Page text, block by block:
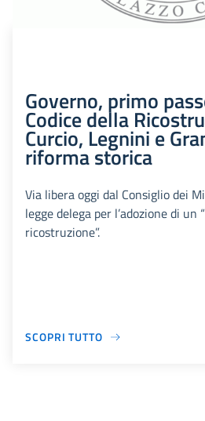
Governo, primo
Codice della
Curcio, Legnini e
riforma storica
Via libera oggi dal Consiglio dei
legge delega per l’adozione di un
ricostruzione”.
SCOPRI TUTTO